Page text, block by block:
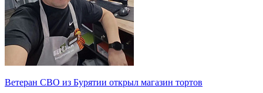
Ветеран СВО из Бурятии открыл магазин тортов